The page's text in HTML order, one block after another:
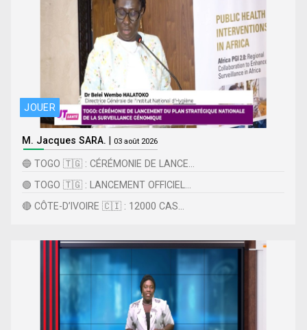
JOUER
M. Jacques SARA. | 03 août 2026
🔵 TOGO 🇹🇬 : CÉRÉMONIE DE LANCE...
🟢 TOGO 🇹🇬 : LANCEMENT OFFICIEL...
🔴 CÔTE-D’IVOIRE 🇨🇮 : 12000 CAS...